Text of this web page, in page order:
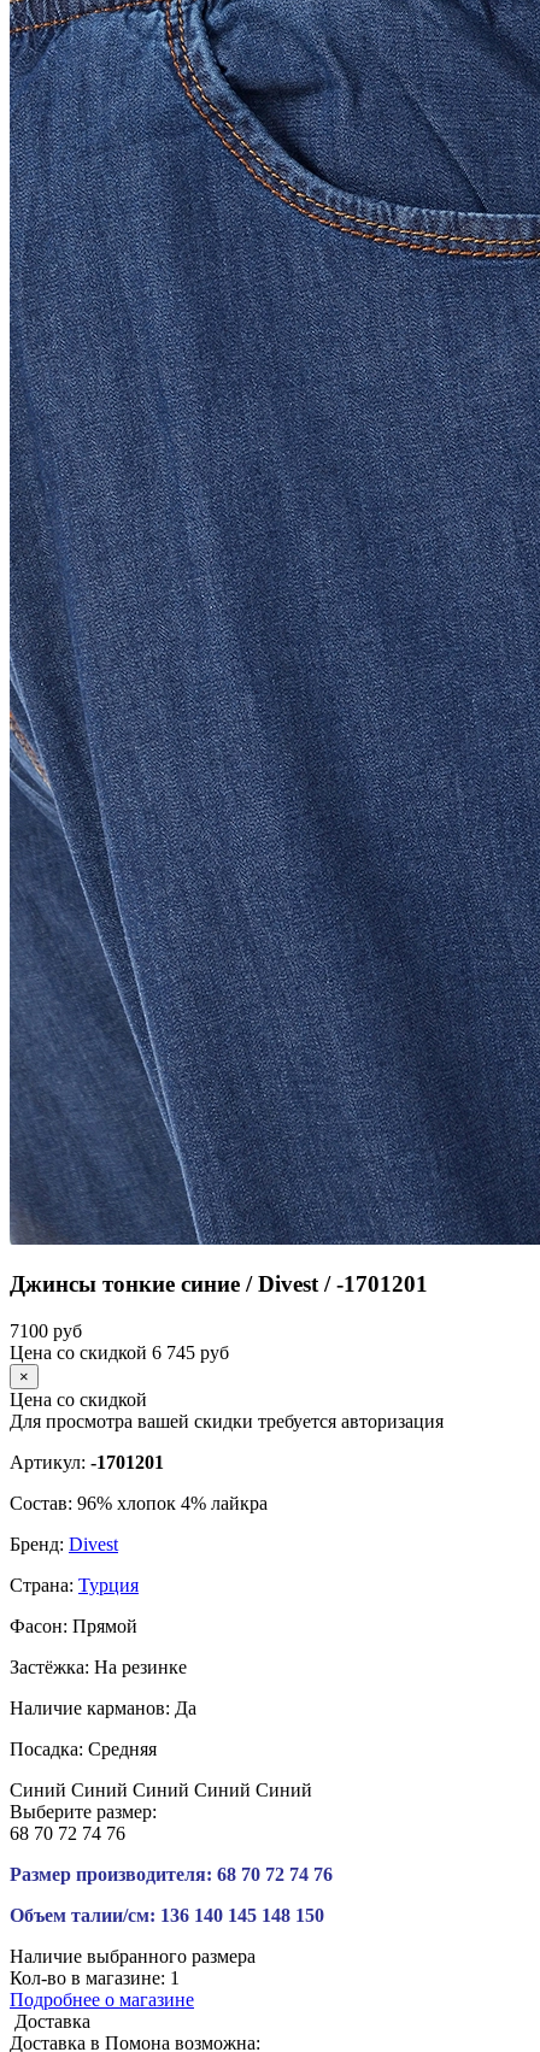
Джинсы тонкие синие / Divest / -1701201
7100 руб
Цена со скидкой 6 745 руб
×
Цена со скидкой
Для просмотра вашей скидки требуется авторизация
Артикул: -1701201
Состав: 96% хлопок 4% лайкра
Бренд: Divest
Страна: Турция
Фасон: Прямой
Застёжка: На резинке
Наличие карманов: Да
Посадка: Средняя
Синий Синий Синий Синий Синий
Выберите размер:
68 70 72 74 76
Размер производителя: 68 70 72 74 76
Объем талии/см: 136 140 145 148 150
Наличие выбранного размера
Кол-во в магазине: 1
Подробнее о магазине
Доставка
Доставка в Помона возможна: